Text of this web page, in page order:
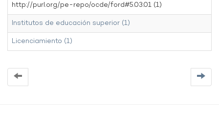
http://purl.org/pe-repo/ocde/ford#5.03.01 (1)
Institutos de educación superior (1)
Licenciamiento (1)